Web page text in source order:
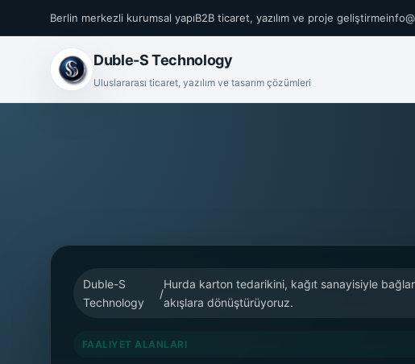
Berlin merkezli kurumsal yapıB2B ticaret, yazılım ve proje geliştirme
Duble-S Technology
Uluslararası ticaret, yazılım ve tasarım çözümleri
Duble-S
Technology
/
Hurda karton tedarikini, kağıt sanayisiyle
akışlara dönüştürüyoruz.
FAALIYET ALANLARI